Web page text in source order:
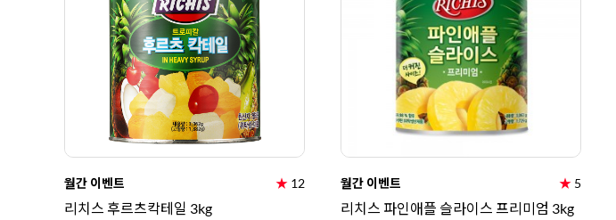
월간 이벤트 ★ 12
리치스 후르츠칵테일 3kg
월간 이벤트 ★ 5
리치스 파인애플 슬라이스 프리미엄 3kg